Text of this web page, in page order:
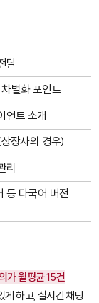
달
별화 포인트
언트 소개
장사의 경우)
리
등 다국어 버전
가 월평균 15건
게 하고, 실시간 채팅